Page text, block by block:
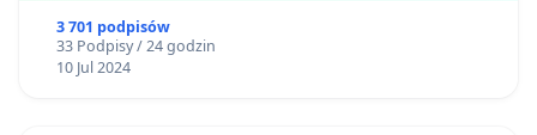
3 701 podpisów
33 Podpisy / 24 godzin
10 Jul 2024